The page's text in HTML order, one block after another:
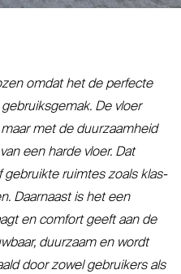
omdat het de perfecte
De vloer
met de duur­zaamheid
een harde vloer. Dat
gebruikte ruimtes zoals klas­
Daarnaast is het een
en comfort geeft aan de
duurzaam en wordt
door zowel gebruikers als